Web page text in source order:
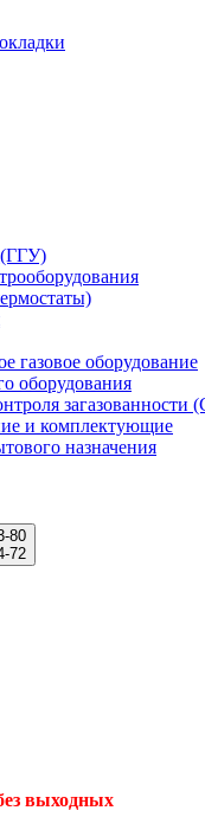
(ГГУ)
газовое оборудование
оборудования
и комплектующие
назначения
80
72
выходных